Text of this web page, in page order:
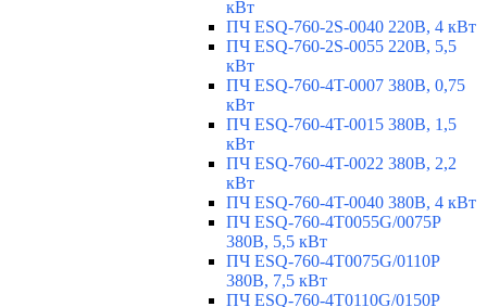
кВт
ПЧ ESQ-760-2S-0040 220В, 4 кВт
ПЧ ESQ-760-2S-0055 220В, 5,5
кВт
ПЧ ESQ-760-4T-0007 380В, 0,75
кВт
ПЧ ESQ-760-4T-0015 380В, 1,5
кВт
ПЧ ESQ-760-4T-0022 380В, 2,2
кВт
ПЧ ESQ-760-4T-0040 380В, 4 кВт
ПЧ ESQ-760-4T0055G/0075P
380В, 5,5 кВт
ПЧ ESQ-760-4T0075G/0110P
380В, 7,5 кВт
ПЧ ESQ-760-4T0110G/0150P